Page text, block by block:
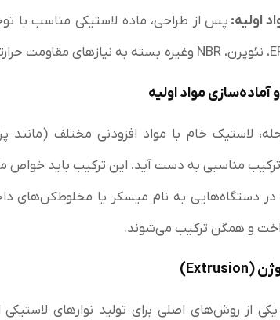
اولیه: پس از طراحی، ماده لاستیکی مناسب با
آماده‌سازی مواد اولیه
لاستیک خام با مواد افزودنی مختلف (مانند
مناسبی به دست آید. این ترکیب باید خواص
در دستگاه‌هایی به نام میسکر یا مخلوط‌کن‌های
و همگن ترکیب می‌شوند.
(Extrusion)
از روش‌های اصلی برای تولید نوارهای